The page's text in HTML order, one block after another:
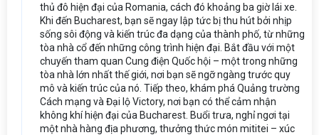
thủ đô hiện đại của Romania, cách đó khoảng ba giờ lái xe.
Khi đến Bucharest, bạn sẽ ngay lập tức bị thu hút bởi nhịp
sống sôi động và kiến trúc đa dạng của thành phố, từ những
tòa nhà cổ đến những công trình hiện đại. Bắt đầu với một
chuyến tham quan Cung điện Quốc hội – một trong những
tòa nhà lớn nhất thế giới, nơi bạn sẽ ngỡ ngàng trước quy
mô và kiến trúc của nó. Tiếp theo, khám phá Quảng trường
Cách mạng và Đại lộ Victory, nơi bạn có thể cảm nhận
không khí hiện đại của Bucharest. Buổi trưa, nghỉ ngơi tại
một nhà hàng địa phương, thưởng thức món mititei – xúc